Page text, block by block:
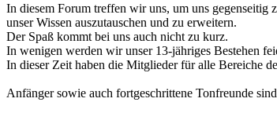
In diesem Forum treffen wir uns, um uns gegenseitig
unser Wissen auszutauschen und zu erweitern.
Der Spaß kommt bei uns auch nicht zu kurz.
In wenigen werden wir unser 13-jähriges Bestehen
In dieser Zeit haben die Mitglieder für alle Bereiche
Anfänger sowie auch fortgeschrittene Tonfreunde